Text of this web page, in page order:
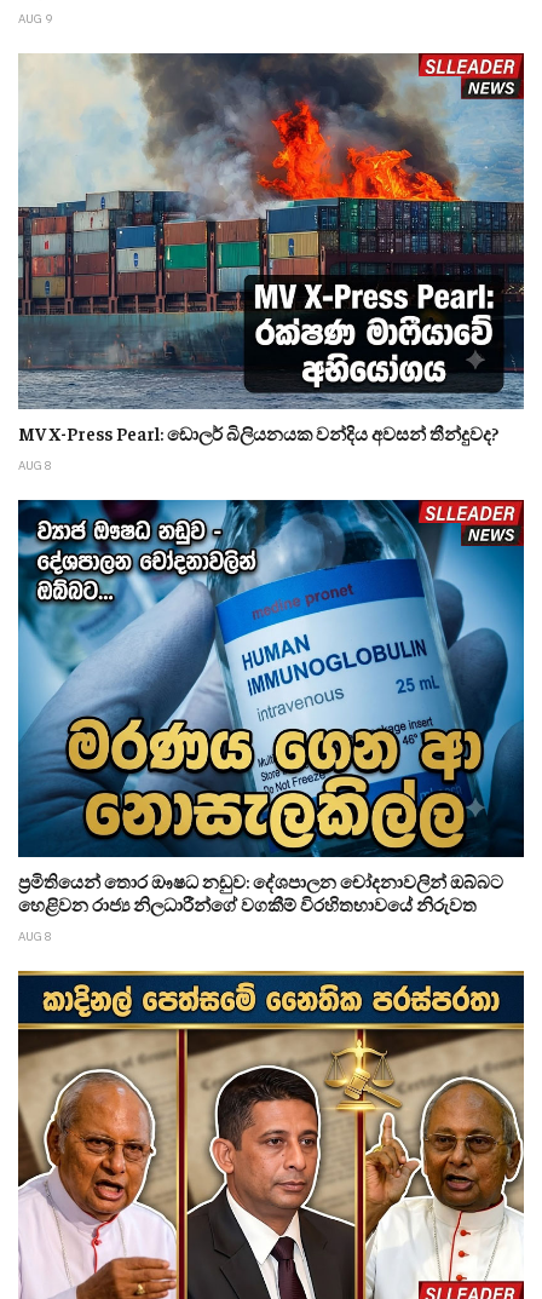
AUG 9
MV X-Press Pearl: ඩොලර් බිලියනයක වන්දිය අවසන් තීන්දුවද?
AUG 8
ප්‍රමිතියෙන් තොර ඖෂධ නඩුව: දේශපාලන චෝදනාවලින් ඔබ්බට
හෙළිවන රාජ්‍ය නිලධාරීන්ගේ වගකීම් විරහිතභාවයේ නිරුවත
AUG 8